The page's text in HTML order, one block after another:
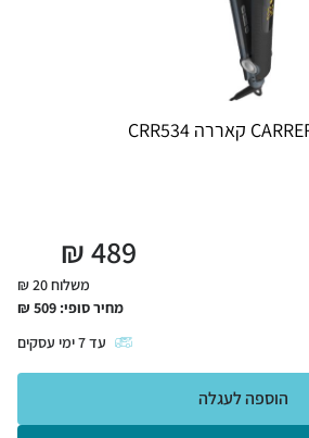
489
₪
משלוח 20 ₪
מחיר סופי: 509
₪
עד7ימי עסקים
הוספה לעגלה